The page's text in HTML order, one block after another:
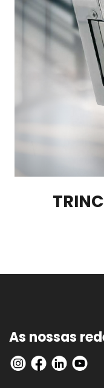
As nossas